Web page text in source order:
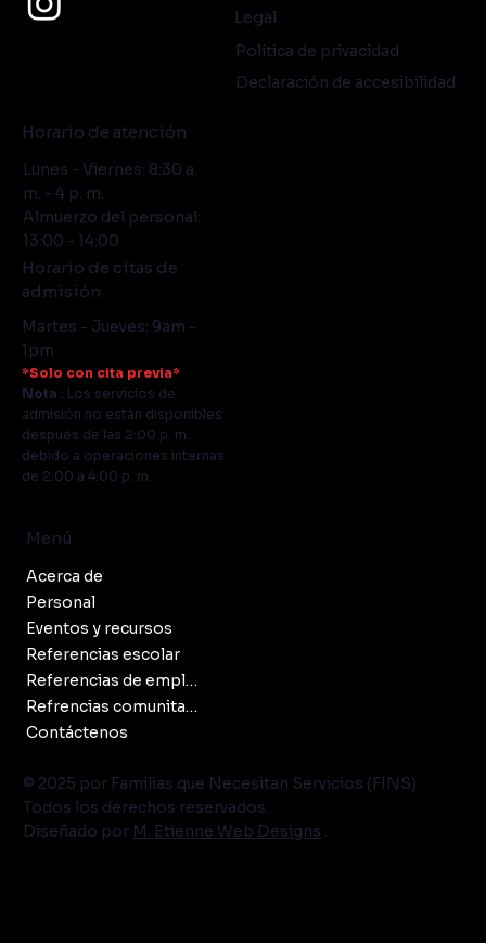
Legal
Política de privacidad
Declaración de accesibilidad
Horario de atención
Lunes - Viernes: 8:30 a.
m. - 4 p. m.
Almuerzo del personal:
13:00 - 14:00
Horario de citas de
admisión
Martes - Jueves: 9am -
1pm
*Solo con cita previa*
Nota : Los servicios de
admisión no están disponibles
después de las 2:00 p. m.
debido a operaciones internas
de 2:00 a 4:00 p. m.
Menú
Acerca de
Personal
Eventos y recursos
Referencias escolar
Referencias de empleados
Refrencias comunitarias
Contáctenos
© 2025 por Familias que Necesitan Servicios (FINS).
Todos los derechos reservados.
Diseñado por M. Etienne Web Designs .